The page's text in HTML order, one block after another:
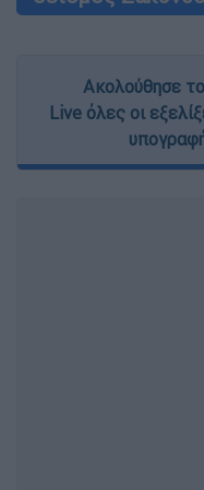
Ακολούθησε
Live όλες οι